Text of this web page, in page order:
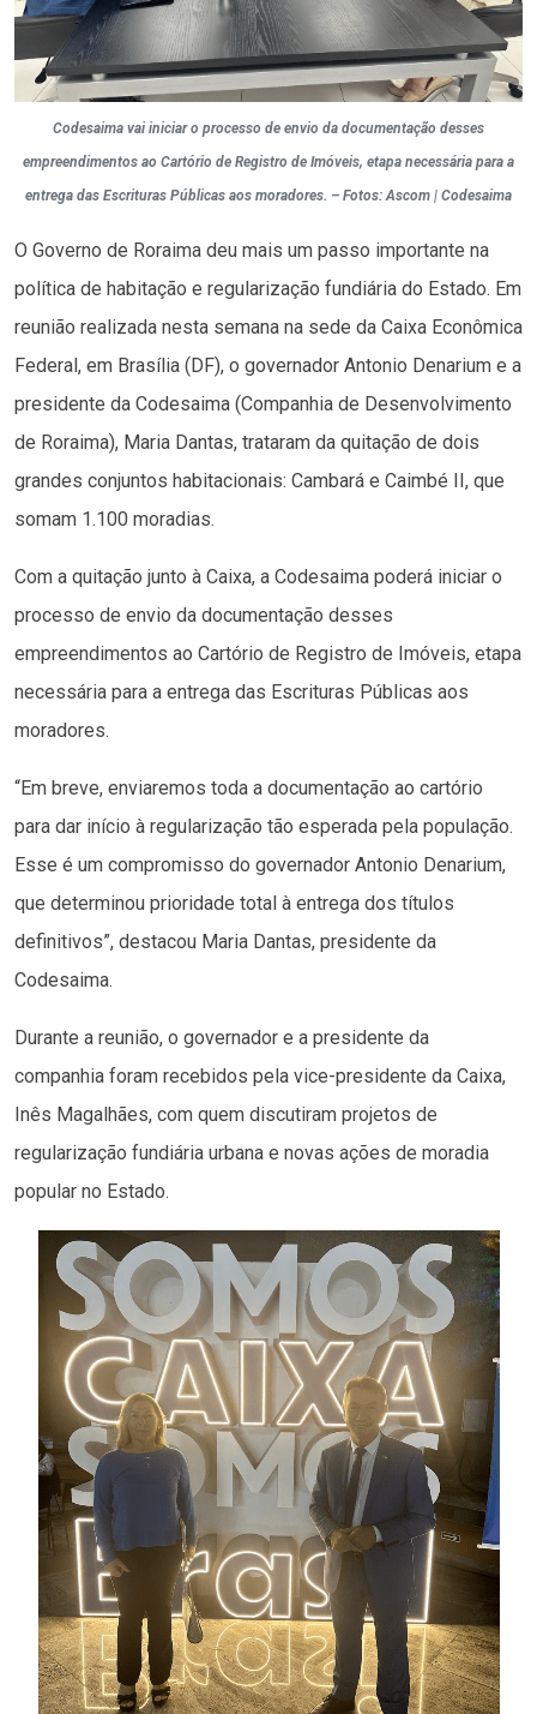
Codesaima vai iniciar o processo de envio da documentação desses
empreendimentos ao Cartório de Registro de Imóveis, etapa necessária para a
entrega das Escrituras Públicas aos moradores. – Fotos: Ascom | Codesaima
O Governo de Roraima deu mais um passo importante na
política de habitação e regularização fundiária do Estado. Em
reunião realizada nesta semana na sede da Caixa Econômica
Federal, em Brasília (DF), o governador Antonio Denarium e a
presidente da Codesaima (Companhia de Desenvolvimento
de Roraima), Maria Dantas, trataram da quitação de dois
grandes conjuntos habitacionais: Cambará e Caimbé II, que
somam 1.100 moradias.
Com a quitação junto à Caixa, a Codesaima poderá iniciar o
processo de envio da documentação desses
empreendimentos ao Cartório de Registro de Imóveis, etapa
necessária para a entrega das Escrituras Públicas aos
moradores.
“Em breve, enviaremos toda a documentação ao cartório
para dar início à regularização tão esperada pela população.
Esse é um compromisso do governador Antonio Denarium,
que determinou prioridade total à entrega dos títulos
definitivos”, destacou Maria Dantas, presidente da
Codesaima.
Durante a reunião, o governador e a presidente da
companhia foram recebidos pela vice-presidente da Caixa,
Inês Magalhães, com quem discutiram projetos de
regularização fundiária urbana e novas ações de moradia
popular no Estado.